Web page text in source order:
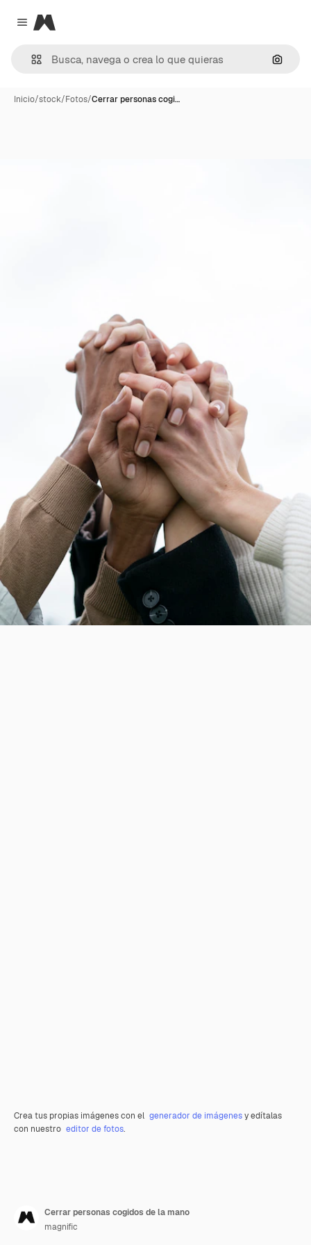
Close menu
Magnific
Inicio/stock/Fotos/Cerrar personas cogi…
Crea tus propias imágenes con el generador de imágenesy edítalas
con nuestro editor de fotos.
Cerrar personas cogidos de la mano
magnific